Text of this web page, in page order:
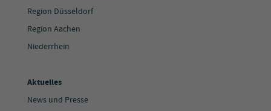
Region Düsseldorf
Region Aachen
Niederrhein
Aktuelles
News und Presse